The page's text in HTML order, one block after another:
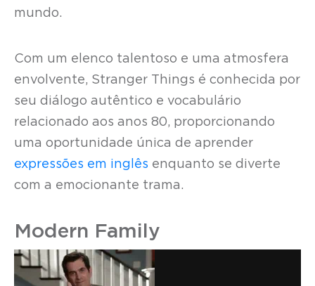
mundo.
Com um elenco talentoso e uma atmosfera
envolvente, Stranger Things é conhecida por
seu diálogo autêntico e vocabulário
relacionado aos anos 80, proporcionando
uma oportunidade única de aprender
expressões em inglês enquanto se diverte
com a emocionante trama.
Modern Family